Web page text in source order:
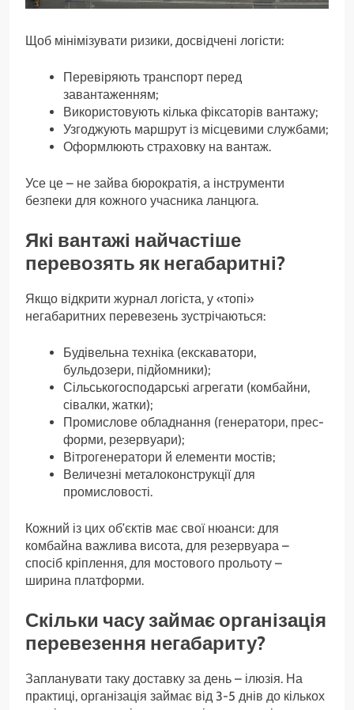
Щоб мінімізувати ризики, досвідчені логісти:
Перевіряють транспорт перед
завантаженням;
Використовують кілька фіксаторів вантажу;
Узгоджують маршрут із місцевими службами;
Оформлюють страховку на вантаж.
Усе це – не зайва бюрократія, а інструменти
безпеки для кожного учасника ланцюга.
Які вантажі найчастіше
перевозять як негабаритні?
Якщо відкрити журнал логіста, у «топі»
негабаритних перевезень зустрічаються:
Будівельна техніка (екскаватори,
бульдозери, підйомники);
Сільськогосподарські агрегати (комбайни,
сівалки, жатки);
Промислове обладнання (генератори, прес-
форми, резервуари);
Вітрогенератори й елементи мостів;
Величезні металоконструкції для
промисловості.
Кожний із цих об’єктів має свої нюанси: для
комбайна важлива висота, для резервуара –
спосіб кріплення, для мостового прольоту –
ширина платформи.
Скільки часу займає організація
перевезення негабариту?
Запланувати таку доставку за день – ілюзія. На
практиці, організація займає від 3-5 днів до кількох